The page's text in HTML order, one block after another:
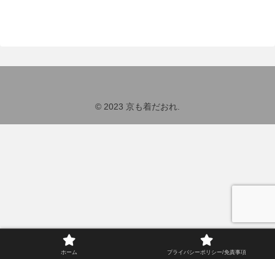
© 2023 京も着だおれ.
ホーム プライバシーポリシー/免責事項